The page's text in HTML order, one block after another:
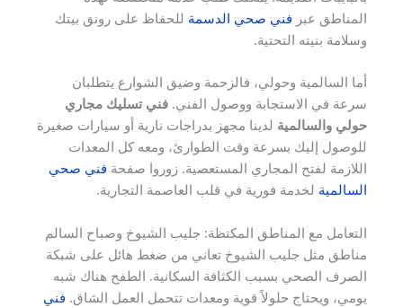
المناطق عبر فني صحي الدسمة للحفاظ على رونق بيتك
وسلامة بنيته التحتية.
أما السالمية وحولي، فالزحمة وضيق الشوارع يتطلبان
سرعة في الاستجابة ووصول الفني. فني تسليك مجاري
حولي والسالمية لدينا مجهز بدراجات نارية أو سيارات صغيرة
للوصول إليك بسرعة وقت الطوارئ، ومعه كل المعدات
اللازمة لفتح المجاري المستعصية. زوروا صفحة فني صحي
السالمية لخدمة فورية في قلب العاصمة التجارية.
التعامل مع المناطق المكتظة: جليب الشيوخ وصباح السالم
مناطق مثل جليب الشيوخ تعاني من ضغط هائل على شبكة
الصرف الصحي بسبب الكثافة السكانية. الطفح هناك شبه
يومي، ويحتاج حلولاً قوية ومعدات تتحمل العمل الشاق. فني